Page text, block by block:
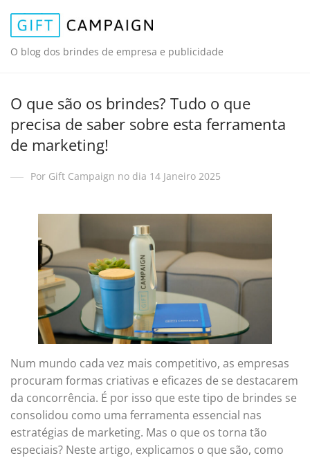
O blog dos brindes de empresa e publicidade
O que são os brindes? Tudo o que
precisa de saber sobre esta ferramenta
de marketing!
Por Gift Campaign no dia 14 Janeiro 2025
Num mundo cada vez mais competitivo, as empresas
procuram formas criativas e eficazes de se destacarem
da concorrência. É por isso que este tipo de brindes se
consolidou como uma ferramenta essencial nas
estratégias de marketing. Mas o que os torna tão
especiais? Neste artigo, explicamos o que são, como